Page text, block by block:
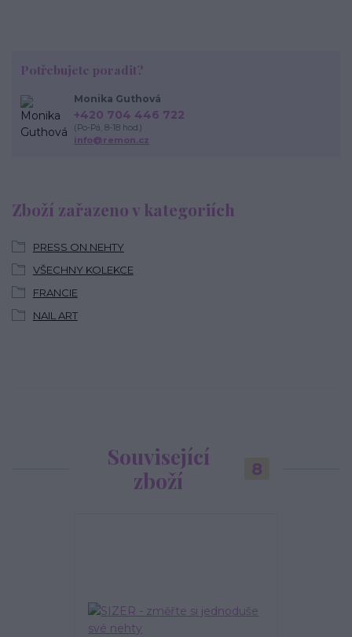
Zboží zařazeno v kategoriích
PRESS ON NEHTY
VŠECHNY KOLEKCE
FRANCIE
NAIL ART
Potřebujete poradit?
Monika Guthová
+420 704 446 722
(Po-Pá, 8-18 hod.)
info@remon.cz
Související
zboží
8